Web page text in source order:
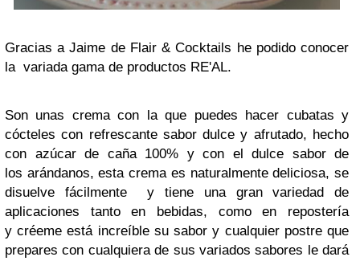
Gracias a Jaime de Flair & Cocktails he podido conocer
la variada gama de productos RE'AL.
Son unas crema con la que puedes hacer cubatas y
cócteles con refrescante sabor dulce y afrutado, hecho
con azúcar de caña 100% y con el dulce sabor de
los arándanos, esta crema es naturalmente deliciosa, se
disuelve fácilmente y tiene una gran variedad de
aplicaciones tanto en bebidas, como en repostería
y créeme está increíble su sabor y cualquier postre que
prepares con cualquiera de sus variados sabores le dará